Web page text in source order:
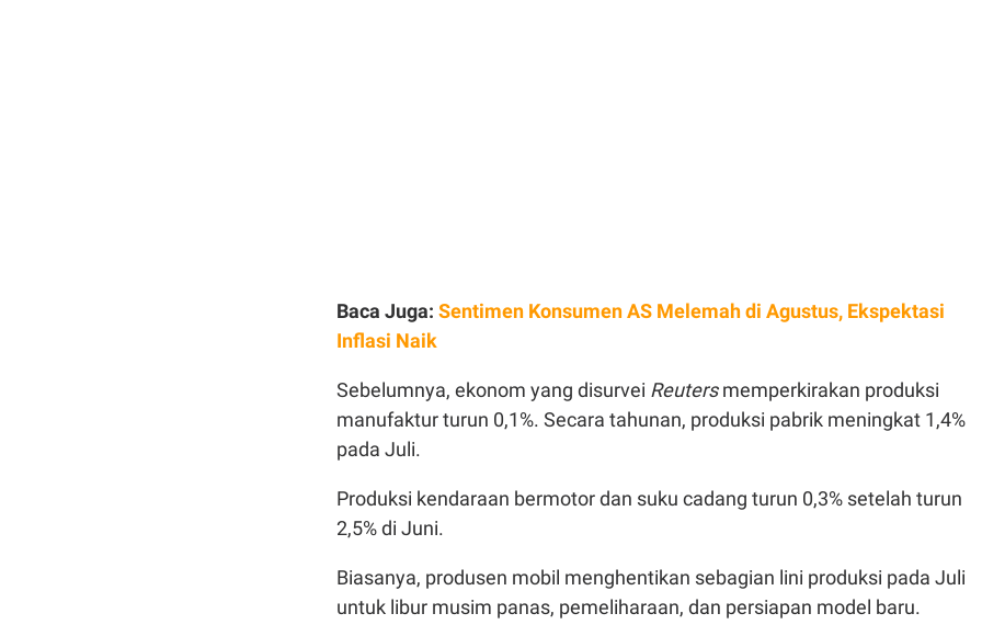
Baca Juga: Sentimen Konsumen AS Melemah di Agustus, Ekspektasi
Inflasi Naik
Sebelumnya, ekonom yang disurvei Reutersmemperkirakan produksi
manufaktur turun 0,1%. Secara tahunan, produksi pabrik meningkat 1,4%
pada Juli.
Produksi kendaraan bermotor dan suku cadang turun 0,3% setelah turun
2,5% di Juni.
Biasanya, produsen mobil menghentikan sebagian lini produksi pada Juli
untuk libur musim panas, pemeliharaan, dan persiapan model baru.